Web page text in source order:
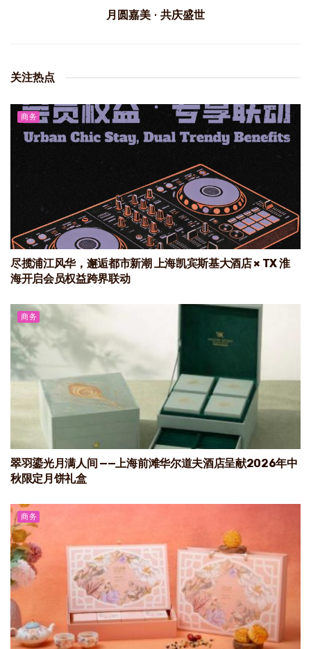
月圆嘉美 · 共庆盛世
关注热点
商务
尽揽浦江风华，邂逅都市新潮 上海凯宾斯基大酒店 × TX 淮
海开启会员权益跨界联动
商务
翠羽鎏光月满人间 ——上海前滩华尔道夫酒店呈献2026年中
秋限定月饼礼盒
商务